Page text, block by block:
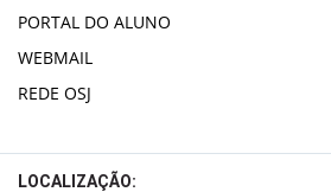
PORTAL DO ALUNO
WEBMAIL
REDE OSJ
LOCALIZAÇÃO: